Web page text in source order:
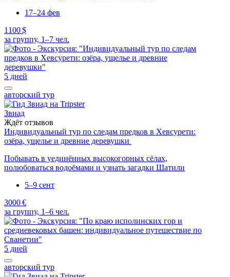
17–24 фев
1100 $
за группу, 1–7 чел.
5 дней
авторский тур
Звиад
Ждёт отзывов
Индивидуальный тур по следам предков в Хевсурети:
озёра, ущелье и древние деревушки
Побывать в уединённых высокогорных сёлах,
полюбоваться водоёмами и узнать загадки Шатили
5–9 сент
3000 €
за группу, 1–6 чел.
5 дней
авторский тур